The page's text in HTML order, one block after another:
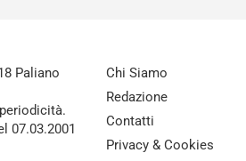
Paliano
07.03.2001
Chi Siamo
Redazione
Contatti
Privacy & Cookies